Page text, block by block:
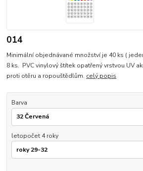
014
Minimální objednávané množství je 40 ks (
8 ks. PVC vinylový štítek opatřený vrstvou UV
proti otěru a ropouštědlům. celý popis
Barva
letopočet 4 roky